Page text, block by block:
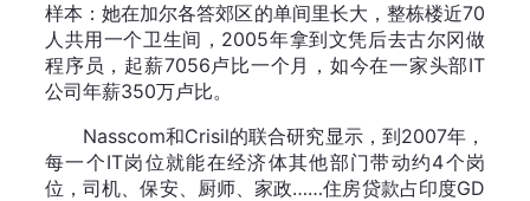
样本：她在加尔各答郊区的单间里长大，整栋楼近70
人共用一个卫生间，2005年拿到文凭后去古尔冈做
程序员，起薪7056卢比一个月，如今在一家头部IT
公司年薪350万卢比。
Nasscom和Crisil的联合研究显示，到2007年，
每一个IT岗位就能在经济体其他部门带动约4个岗
位，司机、保安、厨师、家政……住房贷款占印度GD